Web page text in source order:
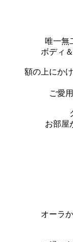
唯一無
ボディ
額の上にか
ご愛
お部屋
オーラ